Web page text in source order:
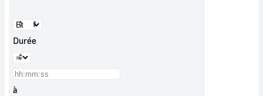
Durée
à